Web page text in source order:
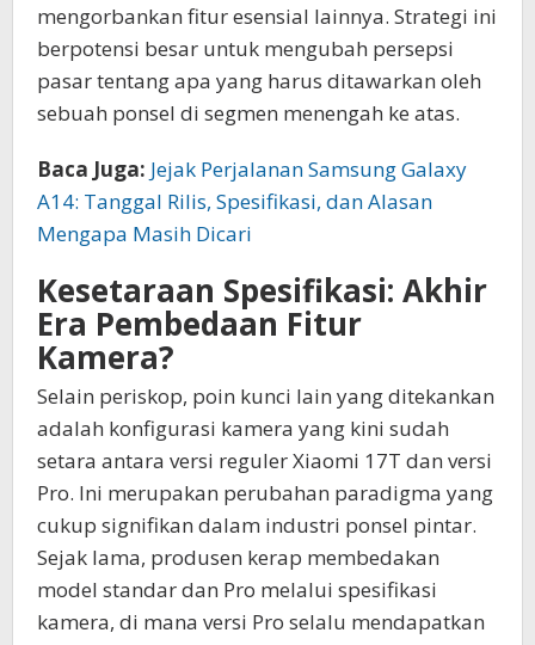
mengorbankan fitur esensial lainnya. Strategi ini
berpotensi besar untuk mengubah persepsi
pasar tentang apa yang harus ditawarkan oleh
sebuah ponsel di segmen menengah ke atas.
Baca Juga: Jejak Perjalanan Samsung Galaxy
A14: Tanggal Rilis, Spesifikasi, dan Alasan
Mengapa Masih Dicari
Kesetaraan Spesifikasi: Akhir
Era Pembedaan Fitur
Kamera?
Selain periskop, poin kunci lain yang ditekankan
adalah konfigurasi kamera yang kini sudah
setara antara versi reguler Xiaomi 17T dan versi
Pro. Ini merupakan perubahan paradigma yang
cukup signifikan dalam industri ponsel pintar.
Sejak lama, produsen kerap membedakan
model standar dan Pro melalui spesifikasi
kamera, di mana versi Pro selalu mendapatkan